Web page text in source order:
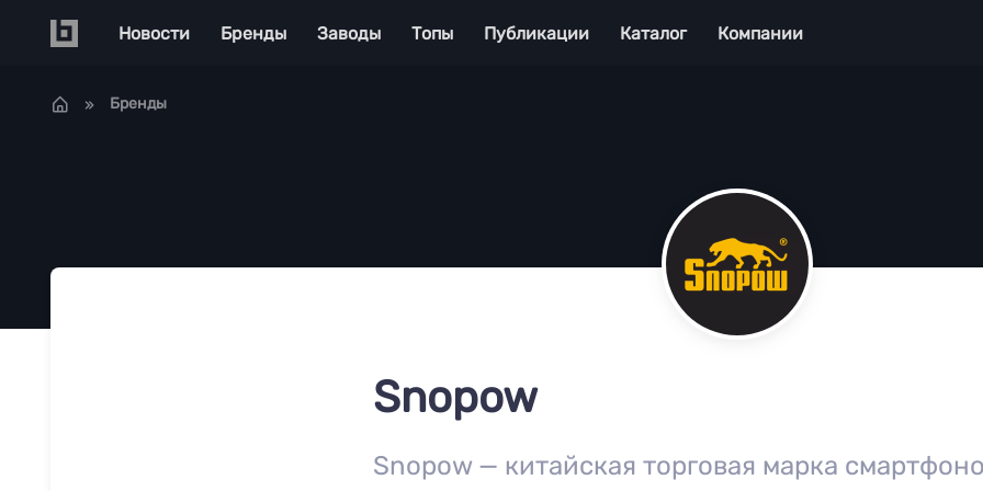
Main navigation
Новости Бренды Заводы Топы Публикации Каталог Компании
Бренды
Snopow
Snopow — китайская торговая марка